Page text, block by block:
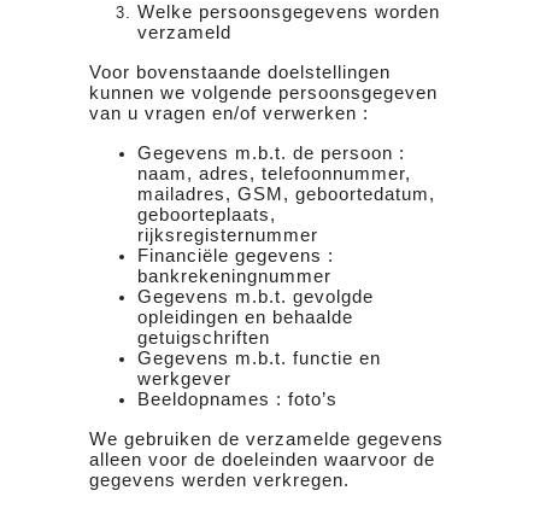
Welke persoonsgegevens worden
verzameld
Voor bovenstaande doelstellingen
kunnen we volgende persoonsgegeven
van u vragen en/of verwerken :
Gegevens m.b.t. de persoon :
naam, adres, telefoonnummer,
mailadres, GSM, geboortedatum,
geboorteplaats,
rijksregisternummer
Financiële gegevens :
bankrekeningnummer
Gegevens m.b.t. gevolgde
opleidingen en behaalde
getuigschriften
Gegevens m.b.t. functie en
werkgever
Beeldopnames : foto’s
We gebruiken de verzamelde gegevens
alleen voor de doeleinden waarvoor de
gegevens werden verkregen.